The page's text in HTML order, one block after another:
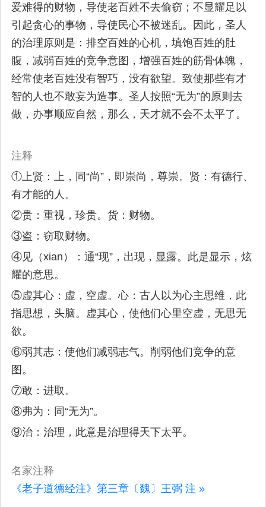
爱难得的财物，导使老百姓不去偷窃；不显耀足以
引起贪心的事物，导使民心不被迷乱。因此，圣人
的治理原则是：排空百姓的心机，填饱百姓的肚
腹，减弱百姓的竞争意图，增强百姓的筋骨体魄，
经常使老百姓没有智巧，没有欲望。致使那些有才
智的人也不敢妄为造事。圣人按照“无为”的原则去
做，办事顺应自然，那么，天才就不会不太平了。
注释
①上贤：上，同“尚”，即崇尚，尊崇。贤：有德行、
有才能的人。
②贵：重视，珍贵。货：财物。
③盗：窃取财物。
④见（xian）：通“现”，出现，显露。此是显示，炫
耀的意思。
⑤虚其心：虚，空虚。心：古人以为心主思维，此
指思想，头脑。虚其心，使他们心里空虚，无思无
欲。
⑥弱其志：使他们减弱志气。削弱他们竞争的意
图。
⑦敢：进取。
⑧弗为：同“无为”。
⑨治：治理，此意是治理得天下太平。
名家注释
《老子道德经注》第三章〔魏〕王弼 注 »